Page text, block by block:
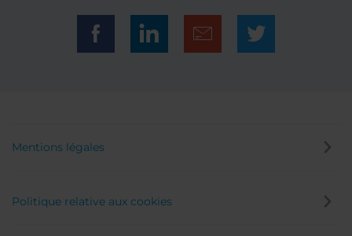
Mentions légales
Politique relative aux cookies